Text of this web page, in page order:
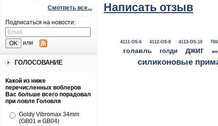
Смотреть все...
Подписаться на новости:
или
ГОЛОСОВАНИЕ
Какой из ниже
перечисленных воблеров
Вас больше всего порадовал
при ловле Головля
Goldy Vibromax 34mm
(GB01 и GB04)
Написать отзыв
4111-OS-6 4112-OS-8 4113-OS-10
голавль голди джиг
силиконовые